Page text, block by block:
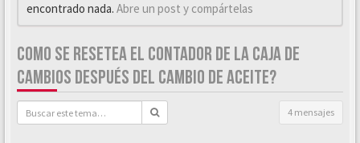
encontrado nada. Abre un post y compártelas
COMO SE RESETEA EL CONTADOR DE LA CAJA DE
CAMBIOS DESPUÉS DEL CAMBIO DE ACEITE?
4 mensajes